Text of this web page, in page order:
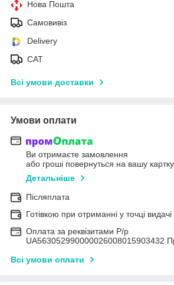
Нова Пошта
Самовивіз
Delivery
САТ
Всі умови доставки
Умови оплати
Ви отримаєте замовлення
або гроші повернуться на вашу картку
Детальніше
Післяплата
Готівкою при отриманні у точці видачі
Оплата за реквізитами Р/р
UA563052990000026008015903432
Всі умови оплати